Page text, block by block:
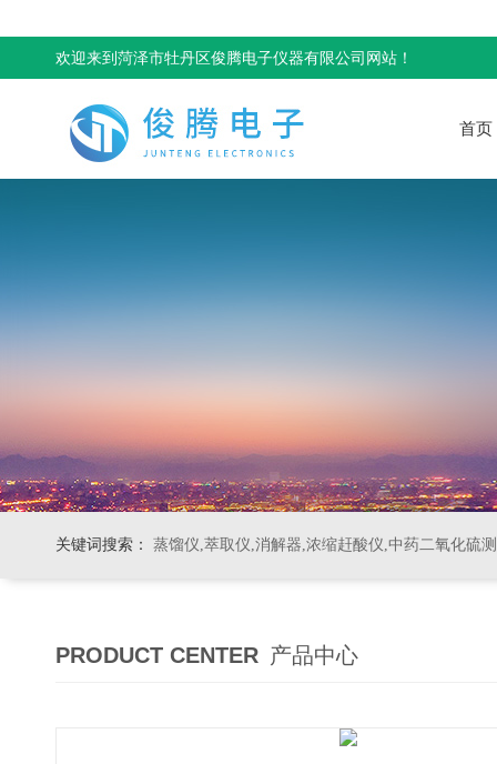
欢迎来到菏泽市牡丹区俊腾电子仪器有限公司网站！
首页
关键词搜索： 蒸馏仪,萃取仪,消解器,浓缩赶酸仪,中药二氧化硫
PRODUCT CENTER 产品中心